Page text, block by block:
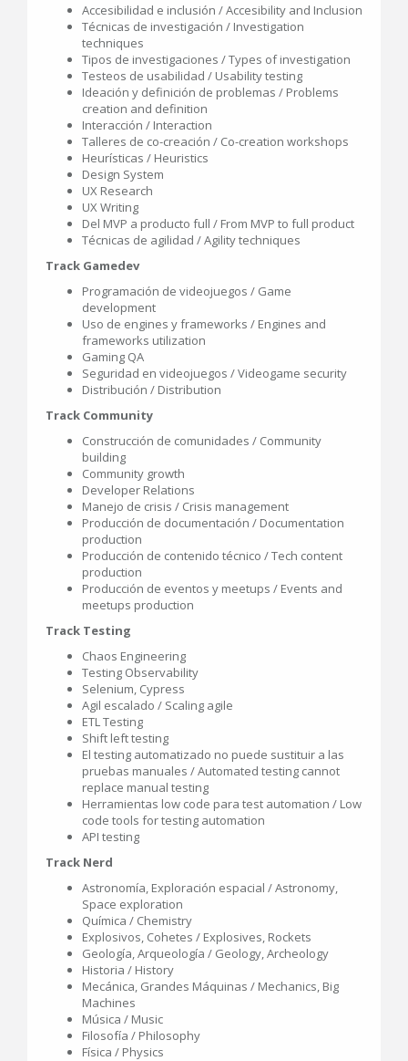
Accesibilidad e inclusión / Accesibility and Inclusion
Técnicas de investigación / Investigation
techniques
Tipos de investigaciones / Types of investigation
Testeos de usabilidad / Usability testing
Ideación y definición de problemas / Problems
creation and definition
Interacción / Interaction
Talleres de co-creación / Co-creation workshops
Heurísticas / Heuristics
Design System
UX Research
UX Writing
Del MVP a producto full / From MVP to full product
Técnicas de agilidad / Agility techniques
Track Gamedev
Programación de videojuegos / Game
development
Uso de engines y frameworks / Engines and
frameworks utilization
Gaming QA
Seguridad en videojuegos / Videogame security
Distribución / Distribution
Track Community
Construcción de comunidades / Community
building
Community growth
Developer Relations
Manejo de crisis / Crisis management
Producción de documentación / Documentation
production
Producción de contenido técnico / Tech content
production
Producción de eventos y meetups / Events and
meetups production
Track Testing
Chaos Engineering
Testing Observability
Selenium, Cypress
Agil escalado / Scaling agile
ETL Testing
Shift left testing
El testing automatizado no puede sustituir a las
pruebas manuales / Automated testing cannot
replace manual testing
Herramientas low code para test automation / Low
code tools for testing automation
API testing
Track Nerd
Astronomía, Exploración espacial / Astronomy,
Space exploration
Química / Chemistry
Explosivos, Cohetes / Explosives, Rockets
Geología, Arqueología / Geology, Archeology
Historia / History
Mecánica, Grandes Máquinas / Mechanics, Big
Machines
Música / Music
Filosofía / Philosophy
Física / Physics